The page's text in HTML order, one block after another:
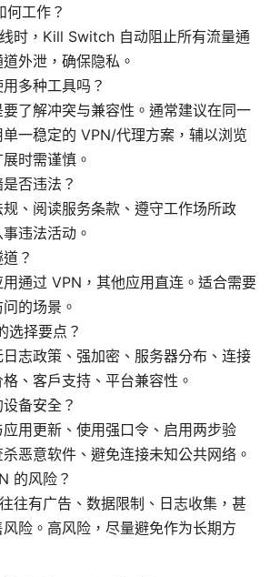
工作？
时，Kill Switch 自动阻止所有流量通
外泄，确保隐私。
多种工具吗？
了解冲突与兼容性。通常建议在同一
一稳定的 VPN/代理方案，辅以浏览
时需谨慎。
否违法？
、阅读服务条款、遵守工作场所政
违法活动。
？
用通过 VPN，其他应用直连。适合需要
的场景。
选择要点？
志政策、强加密、服务器分布、连接
、客户支持、平台兼容性。
备安全？
用更新、使用强口令、启用两步验
恶意软件、避免连接未知公共网络。
的风险？
往有广告、数据限制、日志收集，甚
险。高风险，尽量避免作为长期方